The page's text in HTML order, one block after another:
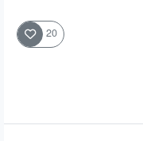
20